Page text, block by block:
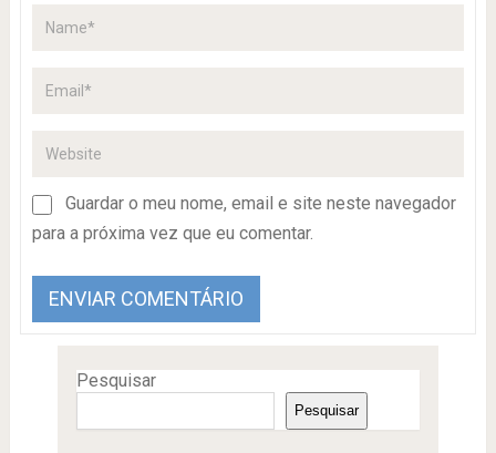
Guardar o meu nome, email e site neste navegador
para a próxima vez que eu comentar.
Pesquisar
Pesquisar